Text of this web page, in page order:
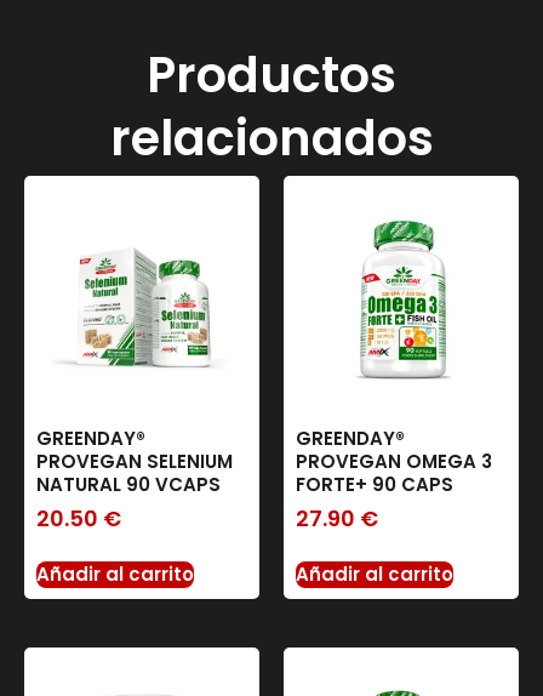
Productos
relacionados
GREENDAY®
PROVEGAN SELENIUM
NATURAL 90 VCAPS
20.50 €
Añadir al carrito
GREENDAY®
PROVEGAN OMEGA 3
FORTE+ 90 CAPS
27.90 €
Añadir al carrito